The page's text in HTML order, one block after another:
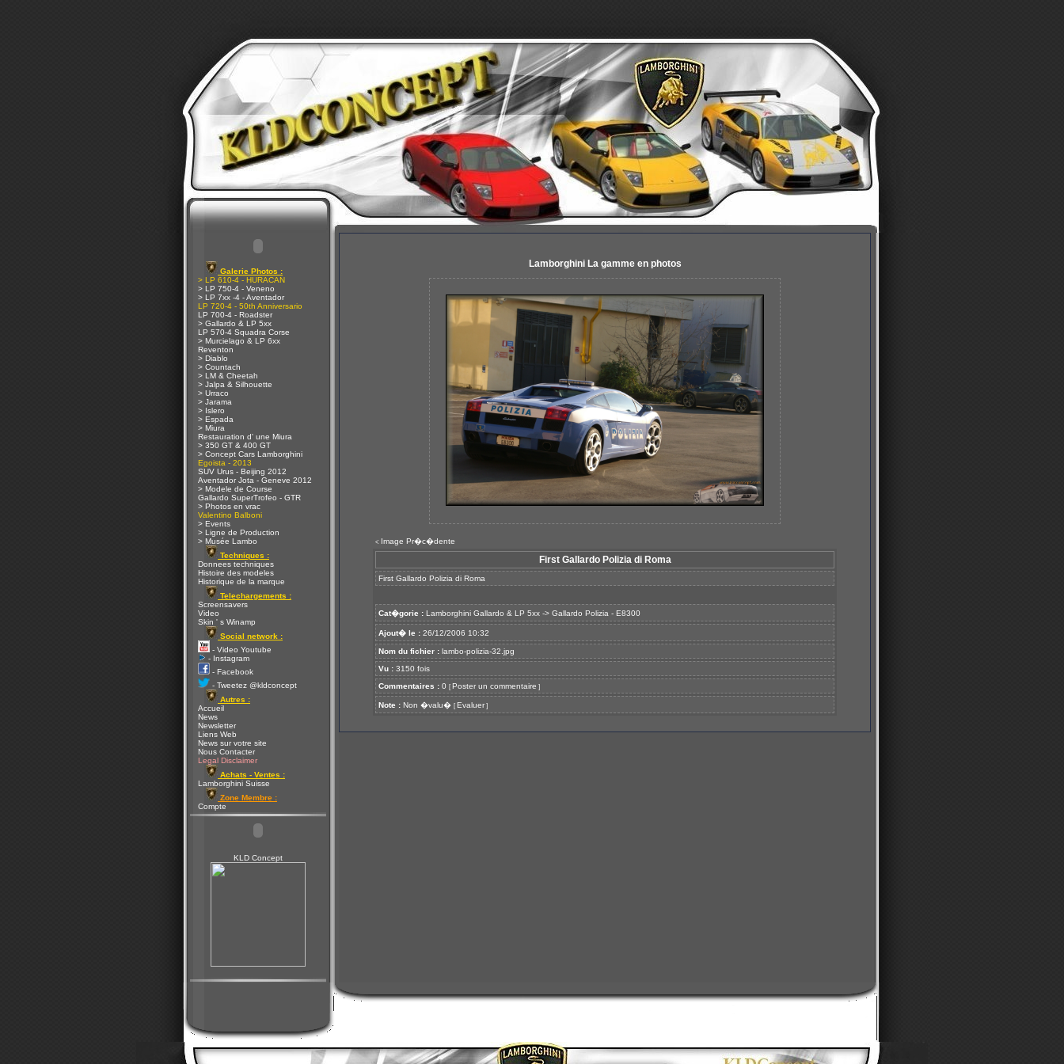
Galerie Photos :
> LP 610-4 - HURACAN
> LP 750-4 - Veneno
> LP 7xx -4 - Aventador
LP 720-4 - 50th Anniversario
LP 700-4 - Roadster
> Gallardo & LP 5xx
LP 570-4 Squadra Corse
> Murcielago & LP 6xx
Reventon
> Diablo
> Countach
> LM & Cheetah
> Jalpa & Silhouette
> Urraco
> Jarama
> Islero
> Espada
> Miura
Restauration d' une Miura
> 350 GT & 400 GT
> Concept Cars Lamborghini
Egoista - 2013
SUV Urus - Beijing 2012
Aventador Jota - Geneve 2012
> Modele de Course
Gallardo SuperTrofeo - GTR
> Photos en vrac
Valentino Balboni
> Events
> Ligne de Production
> Musée Lambo
Techniques :
Donnees techniques
Histoire des modeles
Historique de la marque
Telechargements :
Screensavers
Video
Skin ' s Winamp
Social network :
- Video Youtube
- Instagram
- Facebook
- Tweetez @kldconcept
Autres :
Accueil
News
Newsletter
Liens Web
News sur votre site
Nous Contacter
Legal Disclaimer
Achats - Ventes :
Lamborghini Suisse
Zone Membre :
Compte
KLD Concept
Lamborghini La gamme en photos
< Image Pr�c�dente
First Gallardo Polizia di Roma
First Gallardo Polizia di Roma
Cat�gorie : Lamborghini Gallardo & LP 5xx -> Gallardo Polizia - E8300
Ajout� le : 26/12/2006 10:32
Nom du fichier : lambo-polizia-32.jpg
Vu : 3150 fois
Commentaires : 0 [ Poster un commentaire ]
Note : Non �valu� [ Evaluer ]